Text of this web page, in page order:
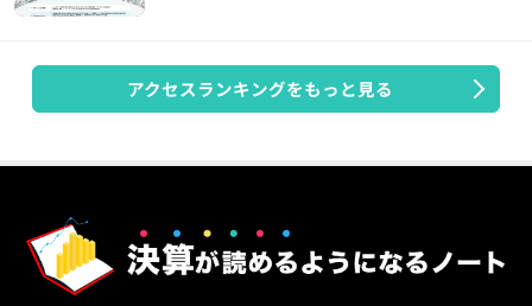
アクセスランキングをもっと見る